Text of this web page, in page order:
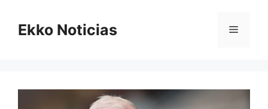
contenido
Ekko Noticias Menú